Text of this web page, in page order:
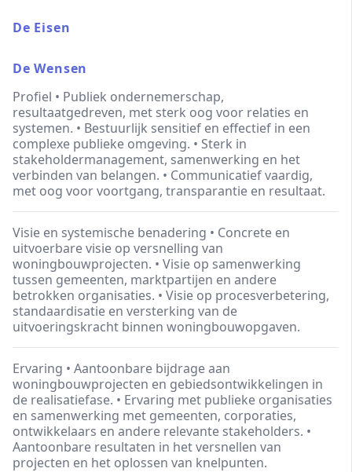
De Eisen
De Wensen
Profiel • Publiek ondernemerschap,
resultaatgedreven, met sterk oog voor relaties en
systemen. • Bestuurlijk sensitief en effectief in een
complexe publieke omgeving. • Sterk in
stakeholdermanagement, samenwerking en het
verbinden van belangen. • Communicatief vaardig,
met oog voor voortgang, transparantie en resultaat.
Visie en systemische benadering • Concrete en
uitvoerbare visie op versnelling van
woningbouwprojecten. • Visie op samenwerking
tussen gemeenten, marktpartijen en andere
betrokken organisaties. • Visie op procesverbetering,
standaardisatie en versterking van de
uitvoeringskracht binnen woningbouwopgaven.
Ervaring • Aantoonbare bijdrage aan
woningbouwprojecten en gebiedsontwikkelingen in
de realisatiefase. • Ervaring met publieke organisaties
en samenwerking met gemeenten, corporaties,
ontwikkelaars en andere relevante stakeholders. •
Aantoonbare resultaten in het versnellen van
projecten en het oplossen van knelpunten.